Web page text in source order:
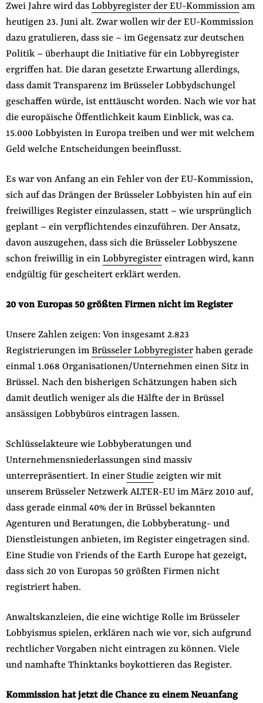
Zwei Jahre wird das Lobbyregister der EU-Kommissionam
heutigen 23. Juni alt. Zwar wollen wir der EU-Kommission
dazu gratulieren, dass sie – im Gegensatz zur deutschen
Politik – überhaupt die Initiative für ein Lobbyregister
ergriffen hat. Die daran gesetzte Erwartung allerdings,
dass damit Transparenz im Brüsseler Lobbydschungel
geschaffen würde, ist enttäuscht worden. Nach wie vor hat
die europäische Öffentlichkeit kaum Einblick, was ca.
15.000 Lobbyisten in Europa treiben und wer mit welchem
Geld welche Entscheidungen beeinflusst.
Es war von Anfang an ein Fehler von der EU-Kommission,
sich auf das Drängen der Brüsseler Lobbyisten hin auf ein
freiwilliges Register einzulassen, statt – wie ursprünglich
geplant – ein verpflichtendes einzuführen. Der Ansatz,
davon auszugehen, dass sich die Brüsseler Lobbyszene
schon freiwillig in ein Lobbyregistereintragen wird, kann
endgültig für gescheitert erklärt werden.
20 von Europas 50 größten Firmen nicht im Register
Unsere Zahlen zeigen: Von insgesamt 2.823
Registrierungen im Brüsseler Lobbyregisterhaben gerade
einmal 1.068 Organisationen/Unternehmen einen Sitz in
Brüssel. Nach den bisherigen Schätzungen haben sich
damit deutlich weniger als die Hälfte der in Brüssel
ansässigen Lobbybüros eintragen lassen.
Schlüsselakteure wie Lobbyberatungen und
Unternehmensniederlassungen sind massiv
unterrepräsentiert. In einer Studiezeigten wir mit
unserem Brüsseler Netzwerk ALTER-EU im März 2010 auf,
dass gerade einmal 40% der in Brüssel bekannten
Agenturen und Beratungen, die Lobbyberatung- und
Dienstleistungen anbieten, im Register eingetragen sind.
Eine Studie von Friends of the Earth Europe hat gezeigt,
dass sich 20 von Europas 50 größten Firmen nicht
registriert haben.
Anwaltskanzleien, die eine wichtige Rolle im Brüsseler
Lobbyismus spielen, erklären nach wie vor, sich aufgrund
rechtlicher Vorgaben nicht eintragen zu können. Viele
und namhafte Thinktanks boykottieren das Register.
Kommission hat jetzt die Chance zu einem Neuanfang